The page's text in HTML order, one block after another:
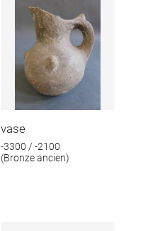
vase
-3300 / -2100
(Bronze ancien)